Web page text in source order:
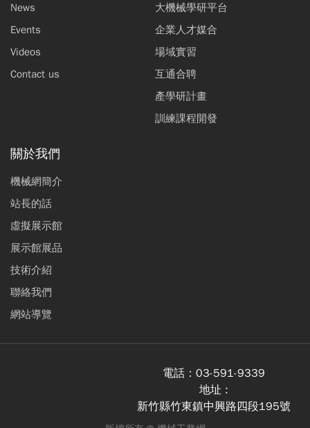
News
Events
Videos
Contact us
大機械學研平台
企業人才媒合
場域實習
互通合聘
產學研計畫
訓練課程開發
關於我們
機械網簡介
站長的話
虛擬展示館
展示館展品
技術介紹
聯絡我們
網站導覽
電話： 03-591-9339
地址 :
新竹縣竹東鎮中興路四段195號